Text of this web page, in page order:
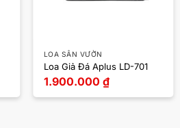
LOA SÂN VƯỜN
Loa Giả Đá Aplus LD-701
1.900.000 ₫